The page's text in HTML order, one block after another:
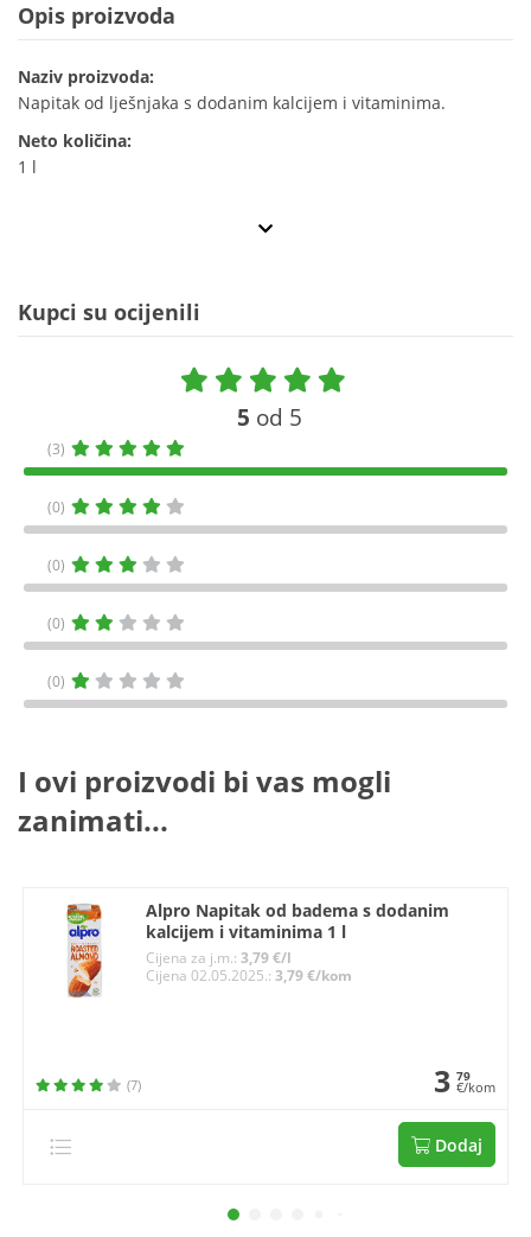
Opis proizvoda
Naziv proizvoda:
Napitak od lješnjaka s dodanim kalcijem i vitaminima.
Neto količina:
1 l
Kupci su ocijenili
5 od 5
(3)
(0)
(0)
(0)
(0)
I ovi proizvodi bi vas mogli
zanimati...
Alpro Napitak od badema s dodanim
kalcijem i vitaminima 1 l
Cijena za j.m.: 3,79 €/l
Cijena 02.05.2025.: 3,79 €/kom
(7) 3 79
€/kom
Dodaj